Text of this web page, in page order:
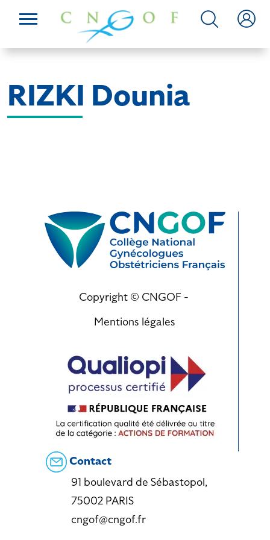
RIZKI Dounia
Copyright © CNGOF -
Mentions légales
Contact
91 boulevard de Sébastopol,
75002 PARIS
cngof@cngof.fr